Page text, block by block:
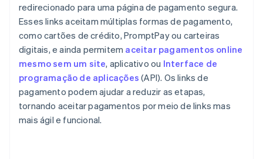
redirecionado para uma página de pagamento segura.
Esses links aceitam múltiplas formas de pagamento,
como cartões de crédito, PromptPay ou carteiras
digitais, e ainda permitem aceitar pagamentos online
mesmo sem um site, aplicativo ou Interface de
programação de aplicações (API). Os links de
pagamento podem ajudar a reduzir as etapas,
tornando aceitar pagamentos por meio de links mas
mais ágil e funcional.